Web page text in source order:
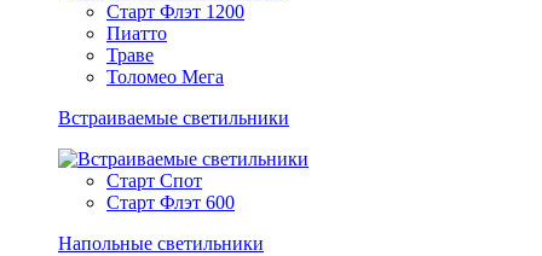
Старт Флэт 1200
Пиатто
Траве
Толомео Мега
Встраиваемые светильники
Старт Спот
Старт Флэт 600
Напольные светильники